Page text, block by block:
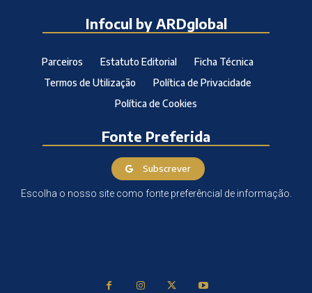
Infocul by ARDglobal
Parceiros Estatuto Editorial
Ficha Técnica
Termos de Utilização
Política de Privacidade
Política de Cookies
Fonte Preferida
Subscrever
Escolha o nosso site como fonte preferêncial de informação.